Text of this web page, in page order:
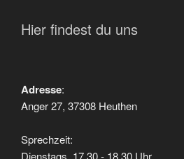
Hier findest du uns
Adresse:
Anger 27, 37308 Heuthen
Sprechzeit:
Dienstags, 17.30 - 18.30 Uhr